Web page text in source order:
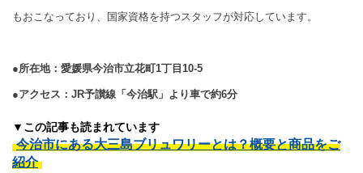
もおこなっており、国家資格を持つスタッフが対応しています。
●所在地：愛媛県今治市立花町1丁目10-5
●アクセス：JR予讃線「今治駅」より車で約6分
▼この記事も読まれています
今治市にある大三島ブリュワリーとは？概要と商品をご
紹介